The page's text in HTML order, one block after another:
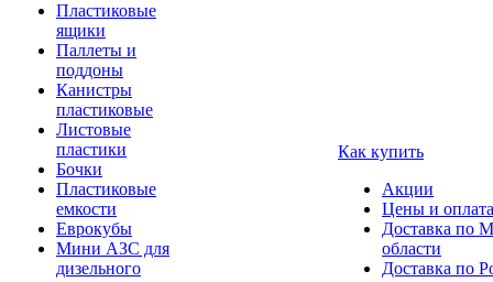
Пластиковые
ящики
Паллеты и
поддоны
Канистры
пластиковые
Листовые
пластики
Бочки
Пластиковые
емкости
Еврокубы
Мини АЗС для
дизельного
Как купить
Акции
Цены и оплата
Доставка по
области
Доставка по